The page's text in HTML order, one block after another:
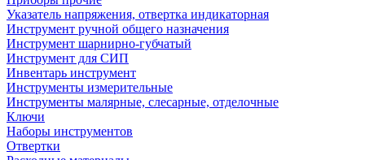
Указатель напряжения, отвертка индикаторная
Инструмент ручной общего назначения
Инструмент шарнирно-губчатый
Инструмент для СИП
Инвентарь инструмент
Инструменты измерительные
Инструменты малярные, слесарные, отделочные
Ключи
Наборы инструментов
Отвертки